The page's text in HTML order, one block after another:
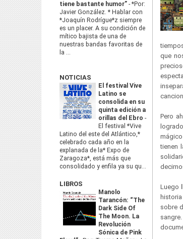
tiene bastante humor” -*Por:
Javier González. * Hablar con
*Joaquín Rodrígue*z siempre
es un placer. A su condición de
mítico bajista de una de
nuestras bandas favoritas de
la ...
NOTICIAS
El festival Vive
Latino se
consolida en su
quinta edición a
orillas del Ebro -
El festival *Vive
Latino del este del Atlántico,*
celebrado cada año en la
explanada de la* Expo de
Zaragoza*, está más que
consolidado y enfila ya su qu...
LIBROS
Manolo
Tarancón: “The
Dark Side Of
The Moon. La
Revolución
Sónica de Pink
que
Pero
tienen
Luego
sobre